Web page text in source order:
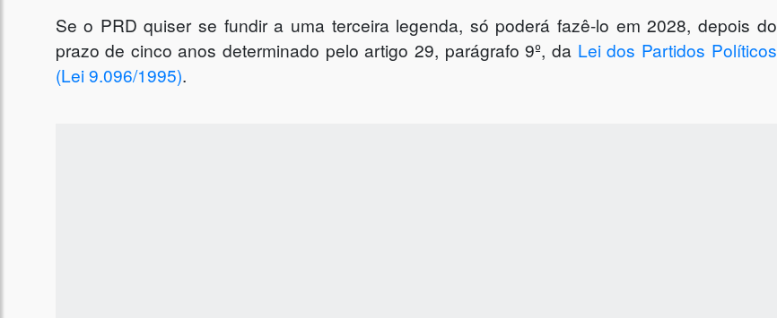
Se o PRD quiser se fundir a uma terceira legenda, só poderá fazê-lo em 2028, depois do
prazo de cinco anos determinado pelo artigo 29, parágrafo 9º, da Lei dos Partidos Políticos
(Lei 9.096/1995).